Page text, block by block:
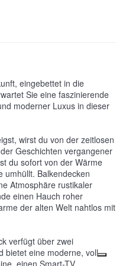
eingebettet in die
Sie eine faszinierende
moderner Luxus in dieser
wirst du von der zeitlosen
Geschichten vergangener
du sofort von der Wärme
umhüllt. Balkendecken
Atmosphäre rustikaler
einen Hauch roher
der alten Welt nahtlos mit
verfügt über zwei
bietet eine moderne, voll